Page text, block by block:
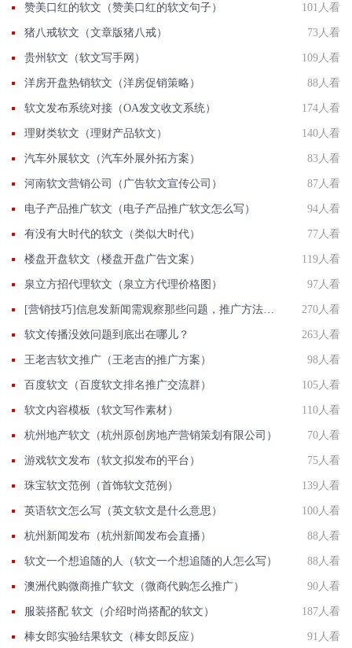
赞美口红的软文（赞美口红的软文句子） 101人看
猪八戒软文（文章版猪八戒） 73人看
贵州软文（软文写手网） 109人看
洋房开盘热销软文（洋房促销策略） 88人看
软文发布系统对接（OA发文收文系统） 174人看
理财类软文（理财产品软文） 140人看
汽车外展软文（汽车外展外拓方案） 83人看
河南软文营销公司（广告软文宣传公司） 87人看
电子产品推广软文（电子产品推广软文怎么写） 94人看
有没有大时代的软文（类似大时代） 77人看
楼盘开盘软文（楼盘开盘广告文案） 119人看
泉立方招代理软文（泉立方代理价格图） 97人看
270人看
软文传播没效问题到底出在哪儿？ 263人看
王老吉软文推广（王老吉的推广方案） 98人看
百度软文（百度软文排名推广交流群） 105人看
软文内容模板（软文写作素材） 110人看
杭州地产软文（杭州原创房地产营销策划有限公司） 70人看
游戏软文发布（软文拟发布的平台） 75人看
珠宝软文范例（首饰软文范例） 139人看
英语软文怎么写（英文软文是什么意思） 100人看
杭州新闻发布（杭州新闻发布会直播） 88人看
软文一个想追随的人（软文一个想追随的人怎么写） 88人看
澳洲代购微商推广软文（微商代购怎么推广） 90人看
服装搭配 软文（介绍时尚搭配的软文） 187人看
棒女郎实验结果软文（棒女郎反应） 91人看